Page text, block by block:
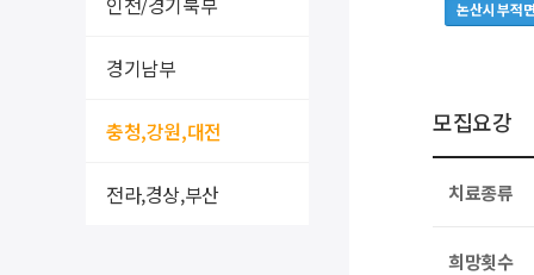
경기남부
충청,강원,대전
전라,경상,부산
논산시 부적면
모집요강
치료종류
희망횟수